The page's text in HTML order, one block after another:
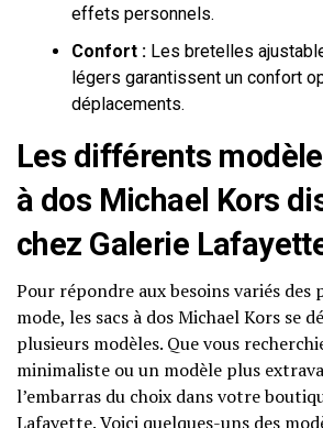
effets personnels.
Confort : Les bretelles
légers garantissent un confort
déplacements.
Les différents
à dos Michael Kors
chez Galerie
Pour répondre aux besoins variés des
mode, les sacs à dos Michael Kors se
plusieurs modèles. Que vous
minimaliste ou un modèle plus
l’embarras du choix dans votre
Lafayette. Voici quelques-uns des